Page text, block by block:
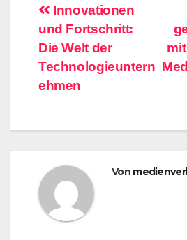
Innovationen
und Fortschritt:
Die Welt der
Technologieuntern
ehmen
Von